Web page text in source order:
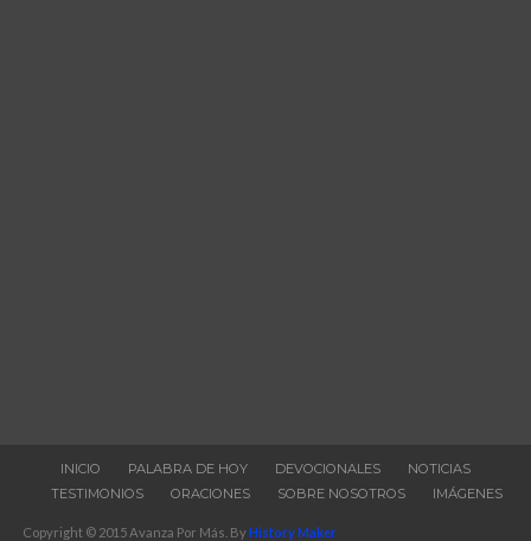
INICIO PALABRA DE HOY DEVOCIONALES
NOTICIAS
TESTIMONIOS
ORACIONES SOBRE NOSOTROS IMÁGENES
Copyright © 2015 Avanza Por Más. ByHistory Maker